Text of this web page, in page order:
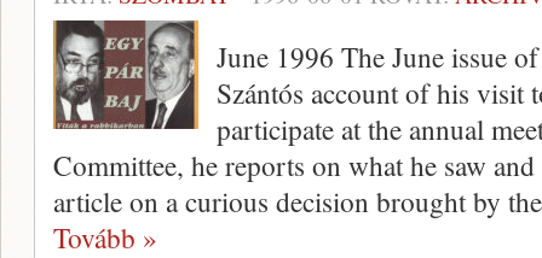
June 1996 The June issue
Szántós account of his
participate at the annual
Committee, he reports on what he saw
article on a curious decision brought by
Tovább »